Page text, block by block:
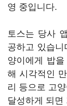
영 중입니다.
토스는 당사
공하고 있습
양이에게 밥
해 시각적인
리 등으로 고
달성하게 되면